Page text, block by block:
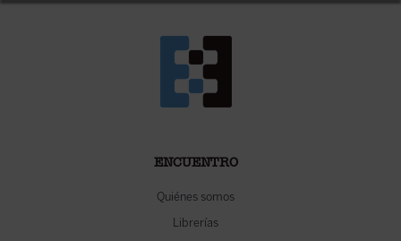
ENCUENTRO
Quiénes somos
Librerías